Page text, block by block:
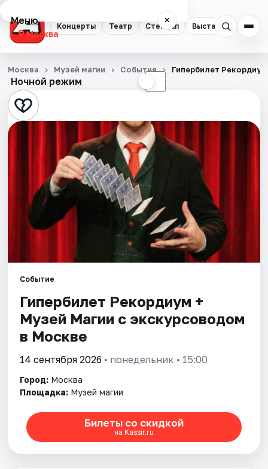
Концерты Театр Стендап Выставки
Меню ×
Москва
Концерты
Театр
Стендап
Экскурсии
Спорт
Города
Площадки
Артисты
Рейтинги
Ночной режим ☾
Москва Музей магии События Гипербилет
Событие
Гипербилет Рекордиум +
Музей Магии с экскурсоводом
в Москве
14 сентября 2026 • понедельник • 15:00
Город: Москва
Площадка: Музей магии
Билеты со скидкой
на Kassir.ru